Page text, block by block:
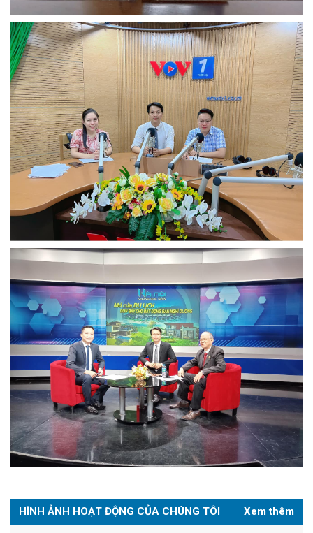
HÌNH ẢNH HOẠT ĐỘNG CỦA CHÚNG TÔI Xem thêm